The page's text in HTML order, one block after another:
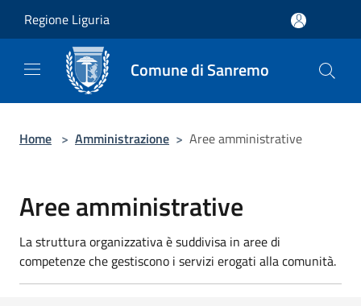
Regione Liguria
Comune di Sanremo
Home > Amministrazione > Aree amministrative
Aree amministrative
La struttura organizzativa è suddivisa in aree di
competenze che gestiscono i servizi erogati alla comunità.